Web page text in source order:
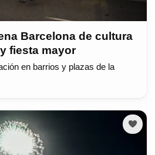
Barcelona de cultura
fiesta mayor
en barrios y plazas de la